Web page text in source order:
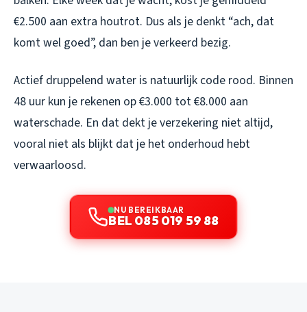
€2.500 aan extra houtrot. Dus als je denkt “ach, dat
komt wel goed”, dan ben je verkeerd bezig.
Actief druppelend water is natuurlijk code rood. Binnen
48 uur kun je rekenen op €3.000 tot €8.000 aan
waterschade. En dat dekt je verzekering niet altijd,
vooral niet als blijkt dat je het onderhoud hebt
verwaarloosd.
NU BEREIKBAAR
BEL 085 019 59 88